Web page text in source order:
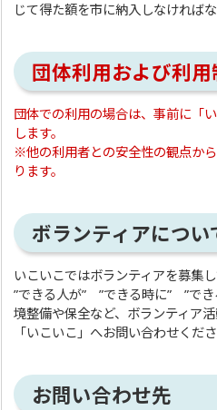
じて得た額を市に納入しなければな
団体利用および利
団体での利用の場合は、事前に「
します。
※他の利用者との安全性の観点か
ります。
ボランティアについ
いこいこではボランティアを募集し
”できる人が” ”できる時に” ”で
境整備や保全など、ボランティア
「いこいこ」へお問い合わせくださ
お問い合わせ先